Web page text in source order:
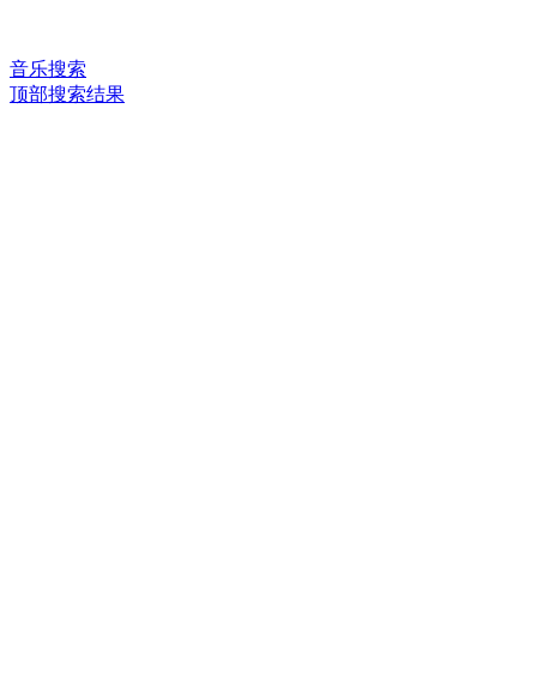
音乐搜索
顶部搜索结果